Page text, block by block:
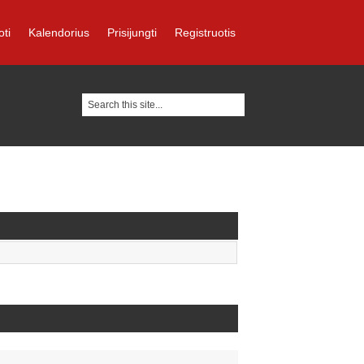
Kalendorius Prisijungti Registruotis